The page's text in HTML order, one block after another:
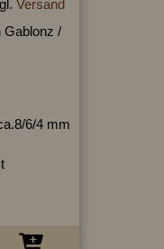
Versand
Gablonz /
6/4 mm